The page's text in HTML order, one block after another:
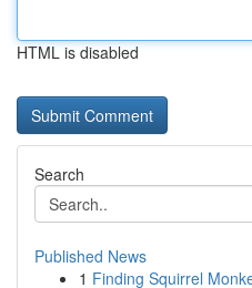
HTML is disabled
Search
Published News
1 Finding Squirrel